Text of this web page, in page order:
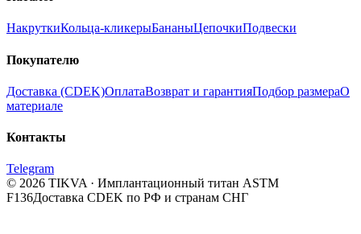
НакруткиКольца-кликерыБананыЦепочкиПодвески
Покупателю
Доставка (CDEK)ОплатаВозврат и гарантияПодбор размераО
материале
Контакты
Telegram
© 2026 TIKVA · Имплантационный титан ASTM
F136Доставка CDEK по РФ и странам СНГ